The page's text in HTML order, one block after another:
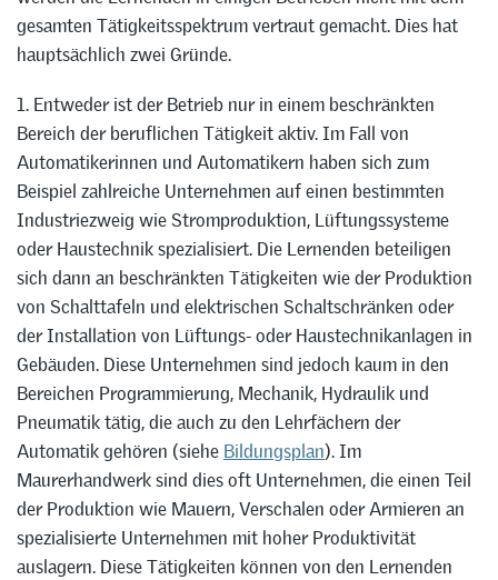
gesamten Tätigkeitsspektrum vertraut gemacht. Dies hat
hauptsächlich zwei Gründe.
1. Entweder ist der Betrieb nur in einem beschränkten
Bereich der beruflichen Tätigkeit aktiv. Im Fall von
Automatikerinnen und Automatikern haben sich zum
Beispiel zahlreiche Unternehmen auf einen bestimmten
Industriezweig wie Stromproduktion, Lüftungssysteme
oder Haustechnik spezialisiert. Die Lernenden beteiligen
sich dann an beschränkten Tätigkeiten wie der Produktion
von Schalttafeln und elektrischen Schaltschränken oder
der Installation von Lüftungs- oder Haustechnikanlagen in
Gebäuden. Diese Unternehmen sind jedoch kaum in den
Bereichen Programmierung, Mechanik, Hydraulik und
Pneumatik tätig, die auch zu den Lehrfächern der
Automatik gehören (siehe Bildungsplan). Im
Maurerhandwerk sind dies oft Unternehmen, die einen Teil
der Produktion wie Mauern, Verschalen oder Armieren an
spezialisierte Unternehmen mit hoher Produktivität
auslagern. Diese Tätigkeiten können von den Lernenden